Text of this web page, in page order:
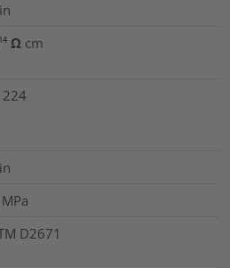
Ω cm
224
MPa
D2671